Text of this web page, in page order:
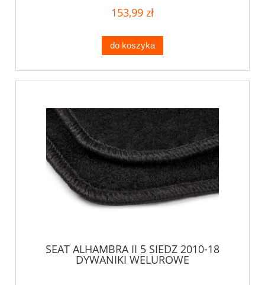
153,99 zł
do koszyka
SEAT ALHAMBRA II 5 SIEDZ 2010-18
DYWANIKI WELUROWE